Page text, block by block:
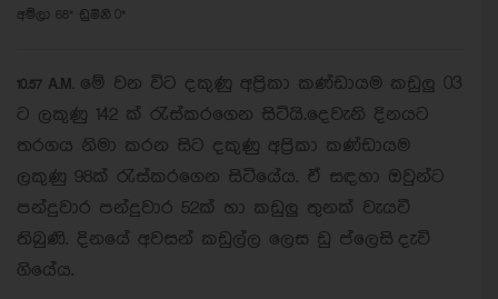
අම්ලා 68* ඩුමිනි 0*
10.57 A.M. මේ වන විට දකුණු අප්‍රිකා කණ්ඩායම කඩුලු 03
ට ලකුණු 142 ක් රැස්කරගෙන සිටියි.දෙවැනි දිනයට
තරගය නිමා කරන සිට දකුණු අප්‍රිකා කණ්ඩායම
ලකුණු 98ක් රැස්කරගෙන සිටියේය. ඒ සඳහා ඔවුන්ට
පන්දුවාර පන්දුවාර 52ක් හා කඩුලු තුනක් වැයවී
තිබුණි. දිනයේ අවසන් කඩුල්ල ලෙස ඩු ප්ලෙසි දැවි
ගියේය.